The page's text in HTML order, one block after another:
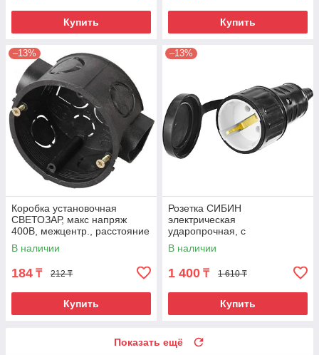
Купить Купить
–13%
Коробка установочная
СВЕТОЗАР, макс напряж
400В, межцентр., расстояние
71мм, 68х40мм, круглая
В наличии
184 ₸ 212 ₸
Купить
–13%
Розетка СИБИН
электрическая
ударопрочная, с
заземлением, 16А/220В,
IP44, черная
В наличии
1 400 ₸ 1 610 ₸
Купить
Показать ещё